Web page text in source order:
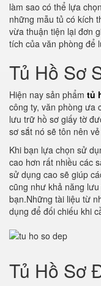
làm sao có thể lựa chọn
những mẫu tủ có kích
vừa thuận tiện lại đơn
tích của văn phòng để
Tủ Hồ Sơ
Hiện nay sản phẩm tủ
công ty, văn phòng ưa
lưu trữ hồ sơ giấy tờ
sơ sắt nó sẽ tôn nên
Khi bạn lựa chọn sử
cao hơn rất nhiều các
sử dụng cao sẽ giúp
cũng như khả năng
bạn.Những tài liệu từ
dụng để đối chiếu khi
Tủ Hồ Sơ